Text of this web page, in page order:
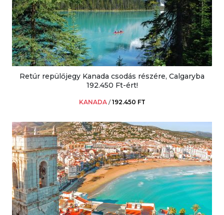
Retúr repülőjegy Kanada csodás részére, Calgaryba
192.450 Ft-ért!
KANADA /192.450 FT